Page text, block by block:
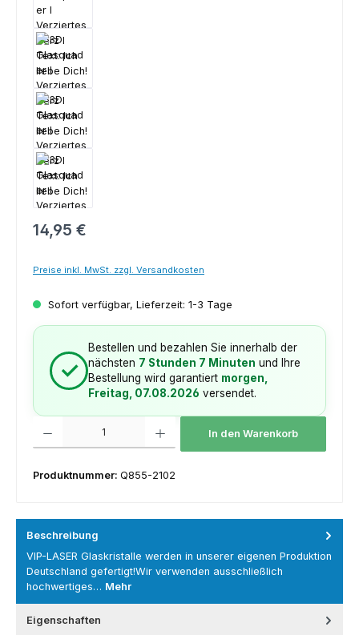
Regulärer Preis:
14,95 €
Preise inkl. MwSt. zzgl. Versandkosten
Sofort verfügbar, Lieferzeit: 1-3 Tage
✓
Bestellen und bezahlen Sie innerhalb der
nächsten 7 Stunden 7 Minuten und Ihre
Bestellung wird garantiert morgen,
Freitag, 07.08.2026 versendet.
In den Warenkorb
Produktnummer: Q855-2102
Beschreibung
VIP-LASER Glaskristalle werden in unserer eigenen Produktion
Deutschland gefertigt!Wir verwenden ausschließlich
hochwertiges… Mehr
Eigenschaften